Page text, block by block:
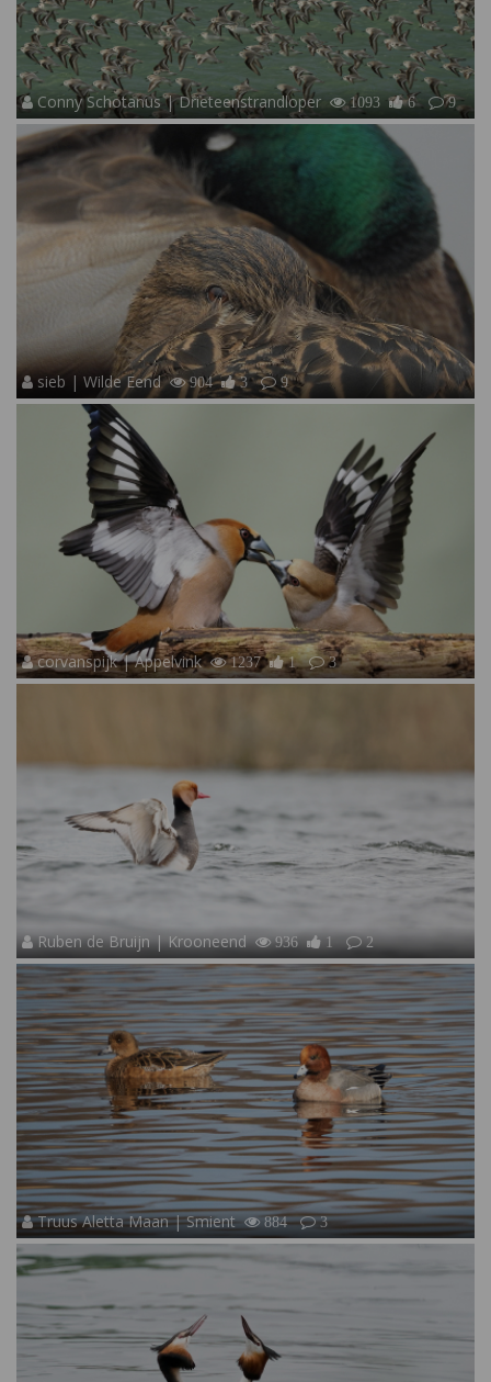
Conny Schotanus | Drieteenstrandloper 1093 6 9
sieb | Wilde Eend 904 3 9
corvanspijk | Appelvink 1237 1 3
Ruben de Bruijn | Krooneend 936 1 2
Truus Aletta Maan | Smient 884 3